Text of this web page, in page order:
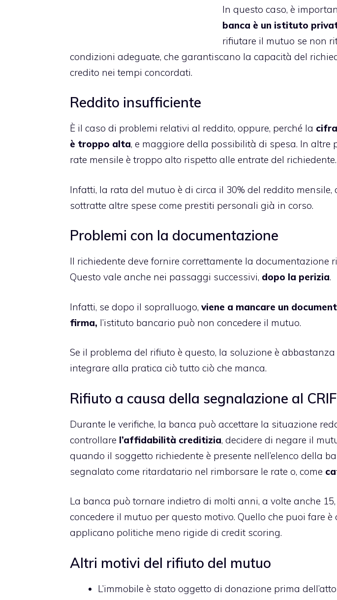
In questo caso, è
banca è un istituto
rifiutare il mutuo se non
condizioni adeguate, che garantiscano la capacità del
credito nei tempi concordati.
Reddito insufficiente
È il caso di problemi relativi al reddito, oppure, perché la
è troppo alta, e maggiore della possibilità di spesa. In altre
rate mensile è troppo alto rispetto alle entrate del richiedente.
Infatti, la rata del mutuo è di circa il 30% del reddito mensile,
sottratte altre spese come prestiti personali già in corso.
Problemi con la documentazione
Il richiedente deve fornire correttamente la documentazione
Questo vale anche nei passaggi successivi, dopo la perizia.
Infatti, se dopo il sopralluogo, viene a mancare un
firma, l’istituto bancario può non concedere il mutuo.
Se il problema del rifiuto è questo, la soluzione è
integrare alla pratica ciò tutto ciò che manca.
Rifiuto a causa della segnalazione al CRIF
Durante le verifiche, la banca può accettare la situazione
controllare l’affidabilità creditizia, decidere di negare il
quando il soggetto richiedente è presente nell’elenco della
segnalato come ritardatario nel rimborsare le rate o, come
La banca può tornare indietro di molti anni, a volte anche
concedere il mutuo per questo motivo. Quello che puoi fare
applicano politiche meno rigide di credit scoring.
Altri motivi del rifiuto del mutuo
L’immobile è stato oggetto di donazione prima